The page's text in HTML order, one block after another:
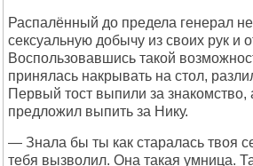
Распалённый до предела генерал
сексуальную добычу из своих рук и
Воспользовавшись такой
принялась накрывать на стол,
Первый тост выпили за знакомство,
предложил выпить за Нику.
— Знала бы ты как старалась твоя
тебя вызволил. Она такая умница.